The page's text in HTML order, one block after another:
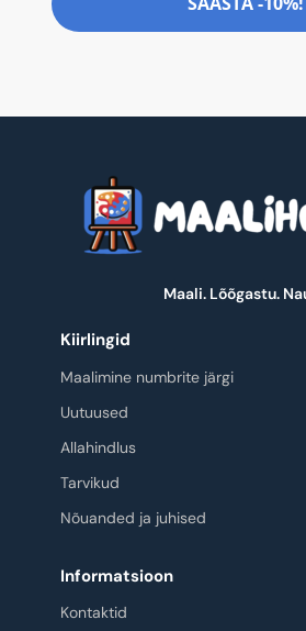
Maali. Lõõgastu.
Kiirlingid
Maalimine numbrite järgi
Uutuused
Allahindlus
Tarvikud
Nõuanded ja juhised
Informatsioon
Kontaktid